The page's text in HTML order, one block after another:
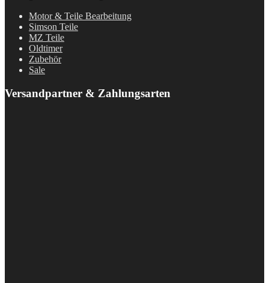
Motor & Teile Bearbeitung
Simson Teile
MZ Teile
Oldtimer
Zubehör
Sale
Versandpartner & Zahlungsarten